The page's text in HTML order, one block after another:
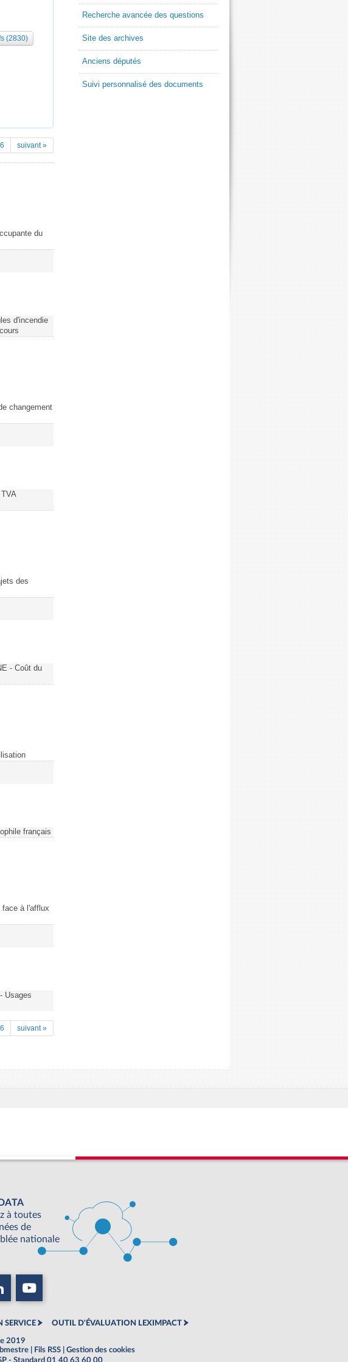
(2830)
suivant »
du
d'incendie
changement
des
- Coût du
français
face à l'afflux
Usages
suivant »
Recherche avancée des questions
Site des archives
Anciens députés
Suivi personnalisé des documents
à toutes
de
nationale
SERVICE OUTIL D'ÉVALUATION LEXIMPACT
2019
Fils RSS
Gestion des cookies
- Standard 01 40 63 60 00